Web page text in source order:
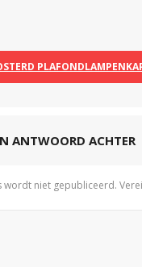
ANTWOORD ACHTER
wordt niet gepubliceerd.